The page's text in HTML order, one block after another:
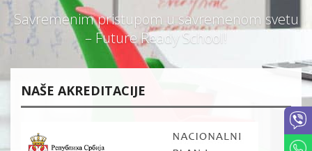
Savremenim pristupom u savremenom svetu
– Future Ready School!
NAŠE AKREDITACIJE